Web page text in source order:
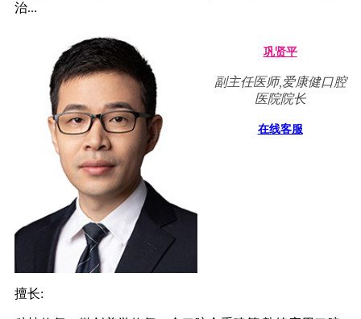
治...
巩贤平
副主任医师,爱康健口腔
医院院长
在线客服
擅长: